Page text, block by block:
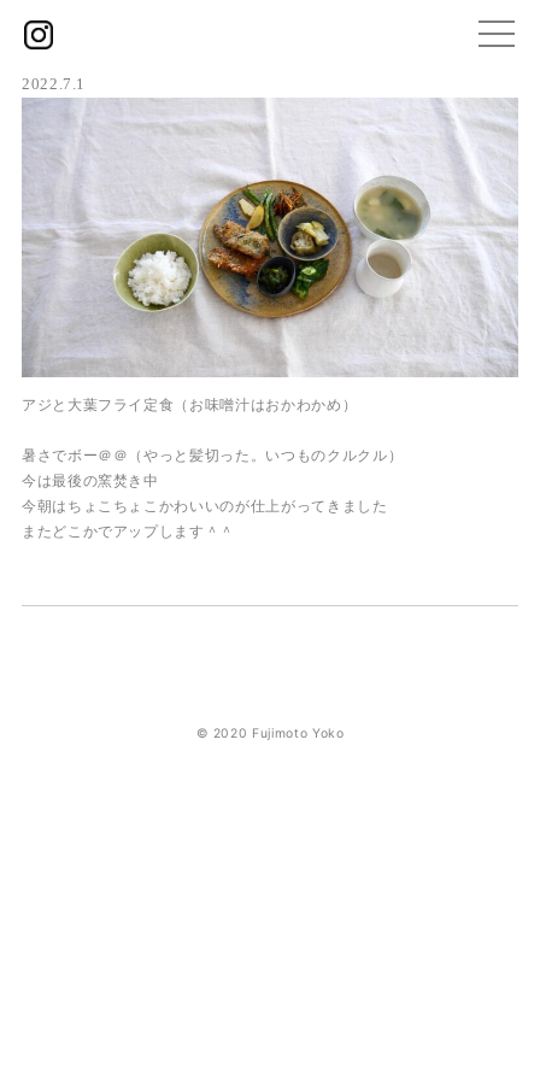
2022.7.1
アジと大葉フライ定食（お味噌汁はおかわかめ）
暑さでボー＠＠（やっと髪切った。いつものクルクル）
今は最後の窯焚き中
今朝はちょこちょこかわいいのが仕上がってきました
またどこかでアップします＾＾
© 2020 Fujimoto Yoko